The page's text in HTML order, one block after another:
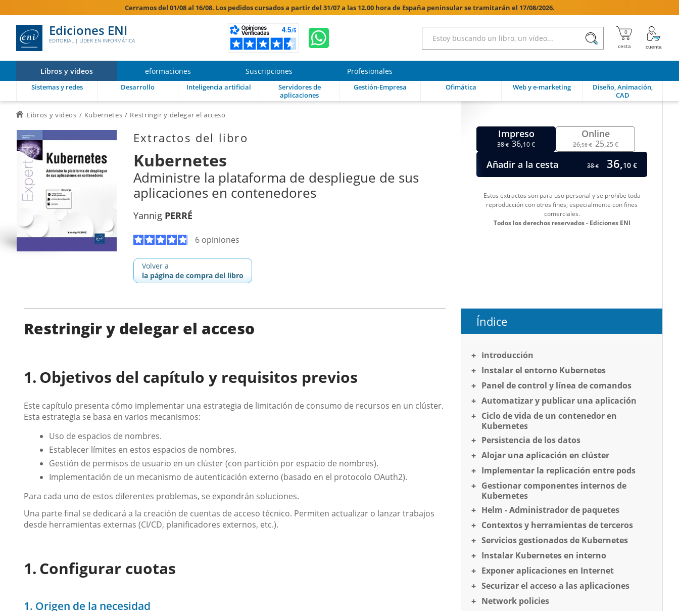
Cerramos del 01/08 al 16/08. Los pedidos cursados a partir del 31/07 a las 12.00 hora de España peninsular se tramitarán el 17/08/2026.
Ediciones ENI
EDITORIAL | LÍDER EN INFORMÁTICA 
Libros y videos eformaciones Suscripciones Profesionales
Sistemas y redes Desarrollo Inteligencia artificial
Servidores de
aplicaciones
Gestión-Empresa Ofimática Web y e-marketing
Diseño, Animación,
CAD
Libros y videos Kubernetes Restringir y delegar el acceso
Extractos del libro
Kubernetes
Administre la plataforma de despliegue de sus
aplicaciones en contenedores
Yannig PERRÉ
6 opiniones
Volver a
la página de compra del libro
Impreso
38€ 36,10 €
Online
26,58 € 25,25 €
Añadir a la cesta 38€ 36,10 €
Estos extractos son para uso personal y se prohíbe toda
reproducción con otros fines; especialmente con fines
comerciales.
Todos los derechos reservados - Ediciones ENI
Restringir y delegar el acceso
Objetivos del capítulo y requisitos previos
Este capítulo presenta cómo implementar una estrategia de limitación de consumo de recursos en un clúster.
Esta estrategia se basa en varios mecanismos:
Uso de espacios de nombres.
Establecer límites en estos espacios de nombres.
Gestión de permisos de usuario en un clúster (con partición por espacio de nombres).
Implementación de un mecanismo de autenticación externo (basado en el protocolo OAuth2).
Para cada uno de estos diferentes problemas, se expondrán soluciones.
Una parte final se dedicará a la creación de cuentas de acceso técnico. Permiten actualizar o lanzar trabajos
desde herramientas externas (CI/CD, planificadores externos, etc.).
Configurar cuotas
1. Origen de la necesidad
Índice
Introducción
Instalar el entorno Kubernetes
Panel de control y línea de comandos
Automatizar y publicar una aplicación
Ciclo de vida de un contenedor en
Kubernetes
Persistencia de los datos
Alojar una aplicación en clúster
Implementar la replicación entre pods
Gestionar componentes internos de
Kubernetes
Helm - Administrador de paquetes
Contextos y herramientas de terceros
Servicios gestionados de Kubernetes
Instalar Kubernetes en interno
Exponer aplicaciones en Internet
Securizar el acceso a las aplicaciones
Network policies